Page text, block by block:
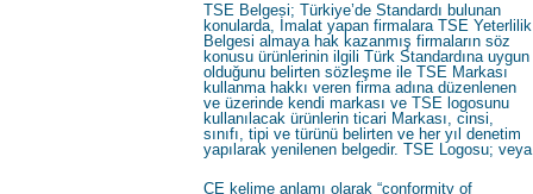
TSE Belgesi; Türkiye’de Standardı bulunan
konularda, İmalat yapan firmalara TSE Yeterlilik
Belgesi almaya hak kazanmış firmaların söz
konusu ürünlerinin ilgili Türk Standardına uygun
olduğunu belirten sözleşme ile TSE Markası
kullanma hakkı veren firma adına düzenlenen
ve üzerinde kendi markası ve TSE logosunu
kullanılacak ürünlerin ticari Markası, cinsi,
sınıfı, tipi ve türünü belirten ve her yıl denetim
yapılarak yenilenen belgedir. TSE Logosu; veya
CE kelime anlamı olarak “conformity of